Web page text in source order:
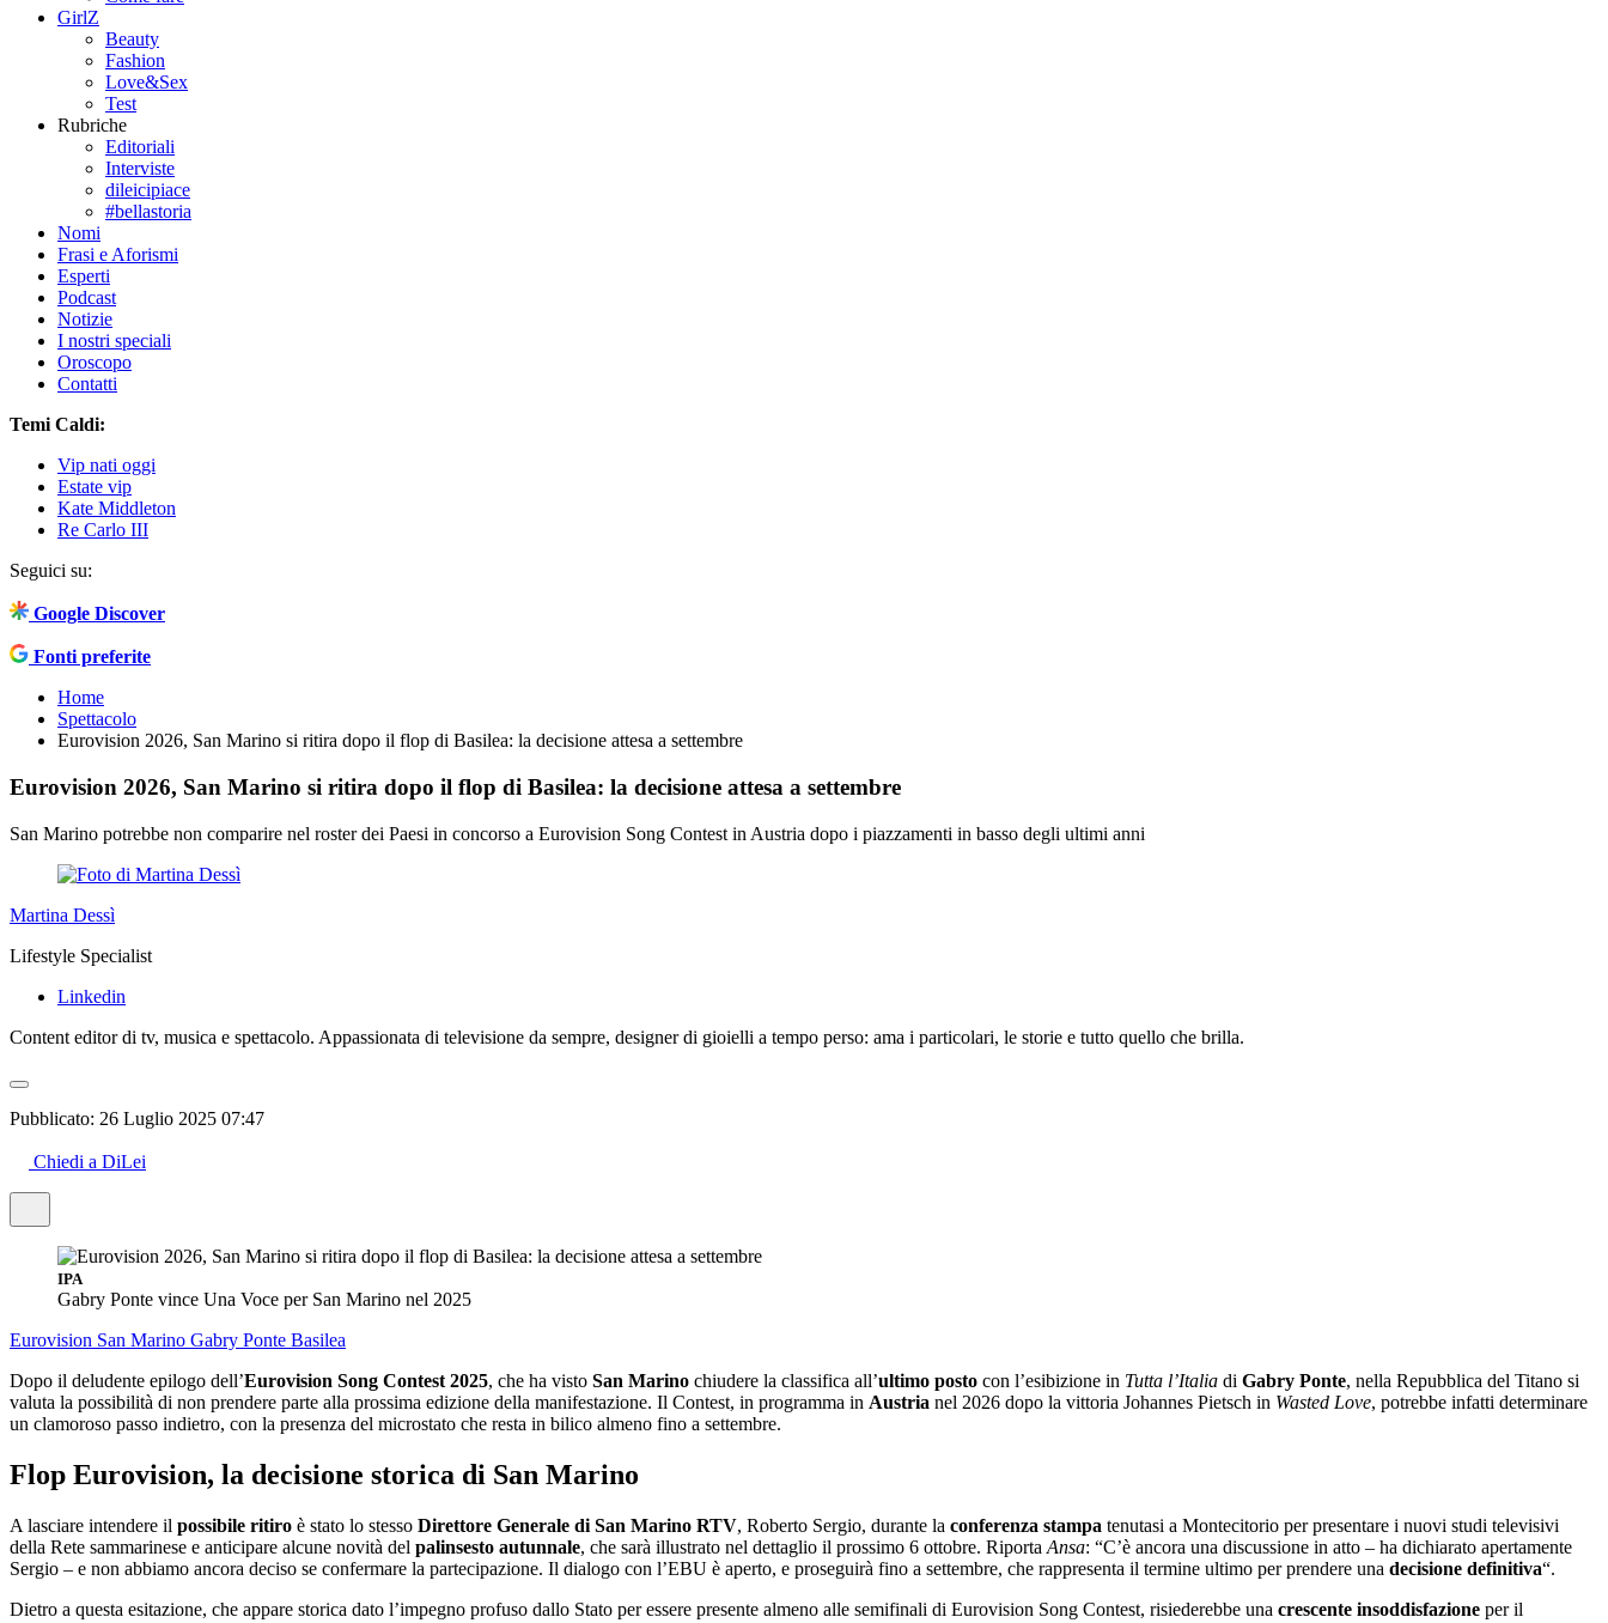
GirlZ
Beauty
Fashion
Love&Sex
Test
Rubriche
Editoriali
Interviste
dileicipiace
#bellastoria
Nomi
Frasi e Aforismi
Esperti
Podcast
Notizie
I nostri speciali
Oroscopo
Contatti
Temi Caldi:
Vip nati oggi
Estate vip
Kate Middleton
Re Carlo III
Seguici su:
Google Discover
Fonti preferite
Home
Spettacolo
Eurovision 2026, San Marino si ritira dopo il flop di Basilea: la decisione attesa a settembre
Eurovision 2026, San Marino si ritira dopo il flop di Basilea: la decisione attesa a settembre
San Marino potrebbe non comparire nel roster dei Paesi in concorso a Eurovision Song Contest in Austria dopo i piazzamenti in basso degli ultimi anni
Martina Dessì
Lifestyle Specialist
Linkedin
Content editor di tv, musica e spettacolo. Appassionata di televisione da sempre, designer di gioielli a tempo perso: ama i particolari, le storie e tutto quello che brilla.
Pubblicato: 26 Luglio 2025 07:47
Chiedi a DiLei
IPA
Gabry Ponte vince Una Voce per San Marino nel 2025
Eurovision San Marino Gabry Ponte Basilea
Dopo il deludente epilogo dell’Eurovision Song Contest 2025, che ha visto San Marino chiudere la classifica all’ultimo posto con l’esibizione in Tutta l’Italia di Gabry Ponte, nella Repubblica del Titano si
valuta la possibilità di non prendere parte alla prossima edizione della manifestazione. Il Contest, in programma in Austria nel 2026 dopo la vittoria Johannes Pietsch in Wasted Love, potrebbe infatti determinare
un clamoroso passo indietro, con la presenza del microstato che resta in bilico almeno fino a settembre.
Flop Eurovision, la decisione storica di San Marino
A lasciare intendere il possibile ritiro è stato lo stesso Direttore Generale di San Marino RTV, Roberto Sergio, durante la conferenza stampa tenutasi a Montecitorio per presentare i nuovi studi televisivi
della Rete sammarinese e anticipare alcune novità del palinsesto autunnale, che sarà illustrato nel dettaglio il prossimo 6 ottobre. Riporta Ansa: “C’è ancora una discussione in atto – ha dichiarato apertamente
Sergio – e non abbiamo ancora deciso se confermare la partecipazione. Il dialogo con l’EBU è aperto, e proseguirà fino a settembre, che rappresenta il termine ultimo per prendere una decisione definitiva“.
Dietro a questa esitazione, che appare storica dato l’impegno profuso dallo Stato per essere presente almeno alle semifinali di Eurovision Song Contest, risiederebbe una crescente insoddisfazione per il